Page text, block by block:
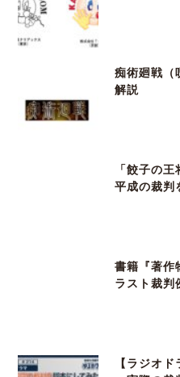
痴術廻戦（
解説
「餃子の
平成の裁判
書籍『著作
ラスト裁判
【ラジオ